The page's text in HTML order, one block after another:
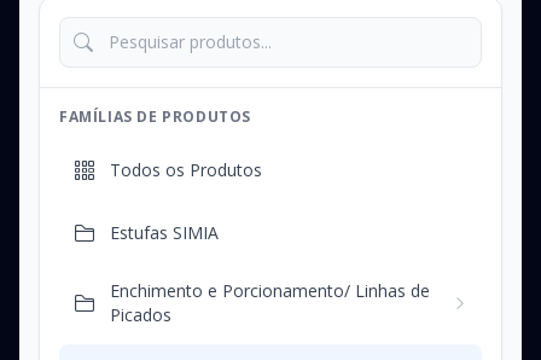
FAMÍLIAS DE PRODUTOS
Todos os Produtos
Estufas SIMIA
Enchimento e Porcionamento/ Linhas de
Picados